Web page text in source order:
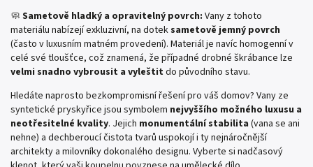
🧼 Sametově hladký a opravitelný povrch: Vany z tohoto
materiálu nabízejí exkluzivní, na doteksametově jemný povrch
(často v luxusním matném provedení). Materiál je navíc homogenní v
celé své tloušťce, což znamená, že případné drobné škrábance lze
velmi snadno vybrousit a vyleštitdo původního stavu.
Hledáte naprosto bezkompromisní řešení pro váš domov? Vany ze
syntetické pryskyřice jsou symbolem nejvyššího možného luxusu a
neotřesitelné kvality. Jejich monumentální stabilita (vana se ani
nehne) a dechberoucí čistota tvarů uspokojí i ty nejnáročnější
architekty a milovníky dokonalého designu. Vyberte si nadčasový